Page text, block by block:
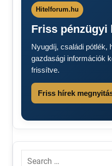
Nyugdíj
Nyugdíj
Augusztus
Nyugdíj
figyelem
Hitelforum.hu
Friss pénzügyi
Nyugdíj, családi pótlék,
gazdasági információk
frissítve.
Friss hírek
Search